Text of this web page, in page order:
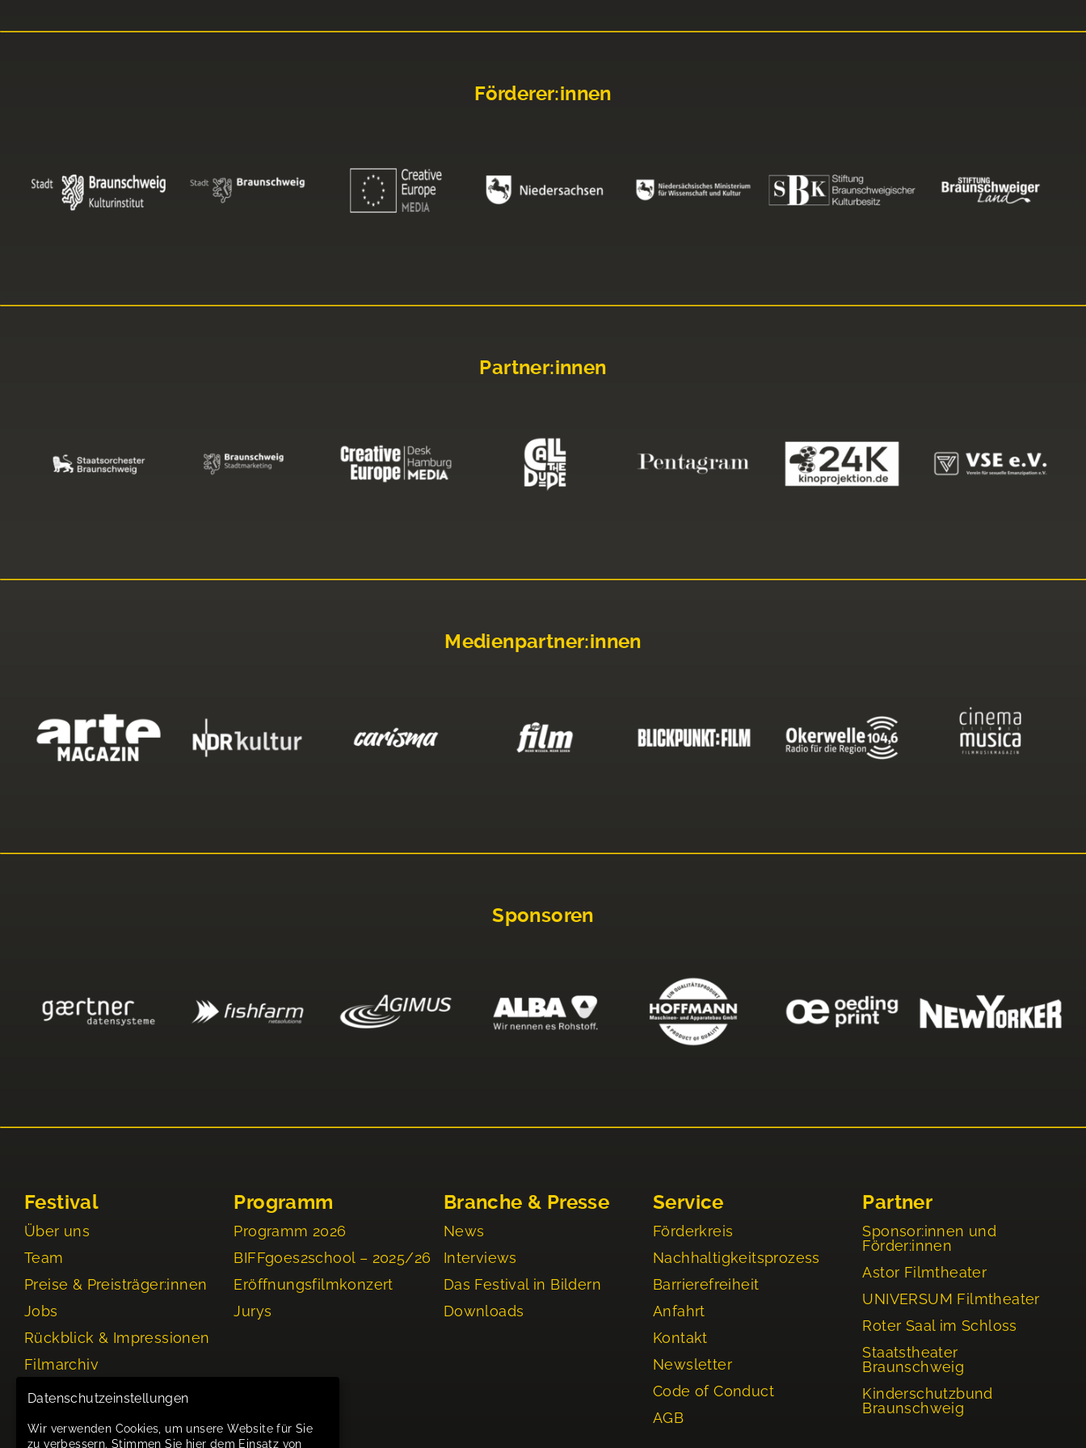
Förderer:innen
Partner:innen
Medienpartner:innen
Sponsoren
Festival
Über uns
Team
Preise & Preisträger:innen
Jobs
Rückblick & Impressionen
Filmarchiv
Events
Programm
Programm 2026
BIFFgoes2school – 2025/26
Eröffnungsfilmkonzert
Jurys
Branche & Presse
News
Interviews
Das Festival in Bildern
Downloads
Service
Förderkreis
Nachhaltigkeitsprozess
Barrierefreiheit
Anfahrt
Kontakt
Newsletter
Code of Conduct
AGB
Partner
Sponsor:innen und
Förder:innen
Astor Filmtheater
UNIVERSUM Filmtheater
Roter Saal im Schloss
Staatstheater
Braunschweig
Kinderschutzbund
Braunschweig
Datenschutzeinstellungen
Wir verwenden Cookies, um unsere Website für Sie
zu verbessern. Stimmen Sie hier dem Einsatz von